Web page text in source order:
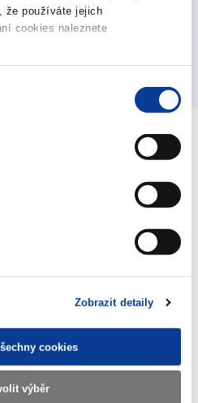
že používáte jejich
cookies naleznete
Zobrazit detaily
cookies
výběr